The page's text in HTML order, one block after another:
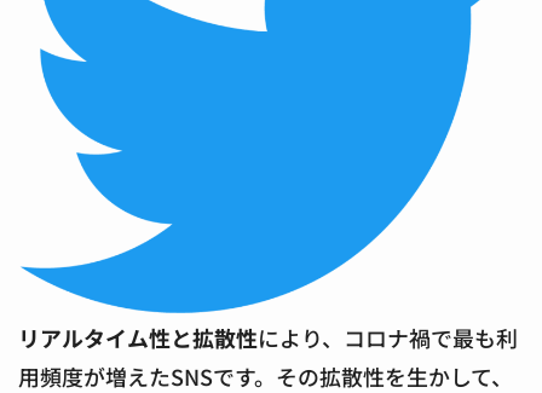
リアルタイム性と拡散性により、コロナ禍で最も利
用頻度が増えたSNSです。その拡散性を生かして、